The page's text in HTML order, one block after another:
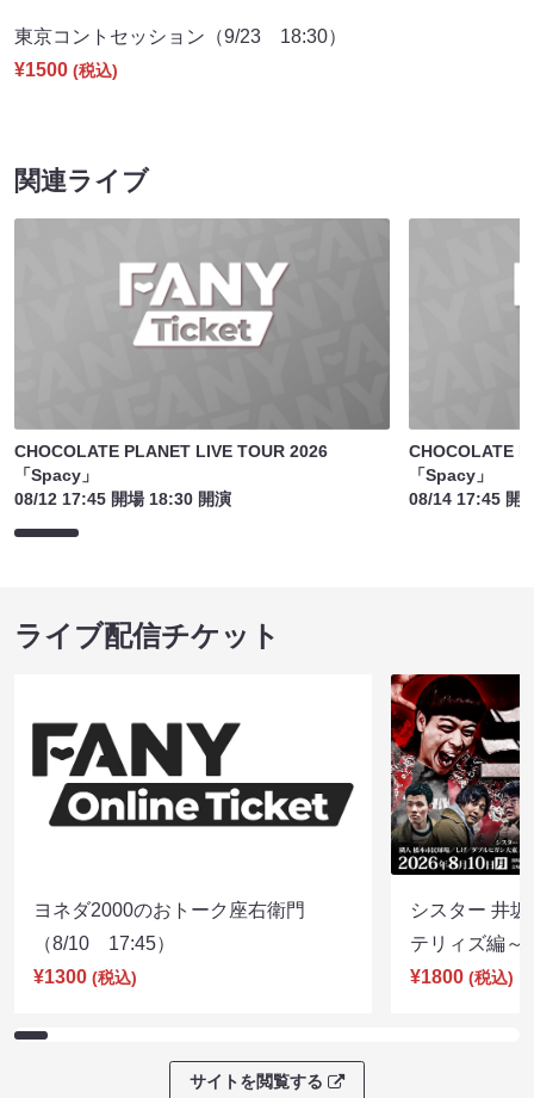
東京コントセッション（9/23 18:30）
¥1500 (税込)
関連ライブ
CHOCOLATE PLANET LIVE TOUR 2026
「Spacy」
08/12 17:45 開場 18:30 開演
CHOCOLATE
「Spacy」
08/14 17:45 開
ライブ配信チケット
ヨネダ2000のおトーク座右衛門
（8/10 17:45）
¥1300 (税込)
シスター 井
テリィズ編
¥1800 (税込)
サイトを閲覧する